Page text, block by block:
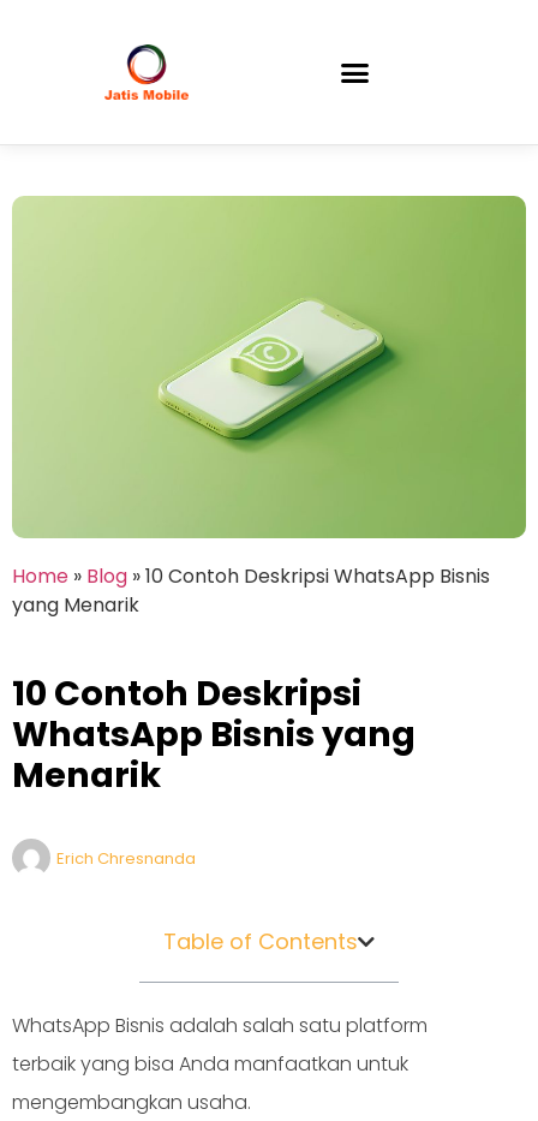
Home » Blog »10 Contoh Deskripsi WhatsApp Bisnis
yang Menarik
10 Contoh Deskripsi
WhatsApp Bisnis yang
Menarik
Erich Chresnanda
Table of Contents
WhatsApp Bisnis adalah salah satu platform
terbaik yang bisa Anda manfaatkan untuk
mengembangkan usaha.